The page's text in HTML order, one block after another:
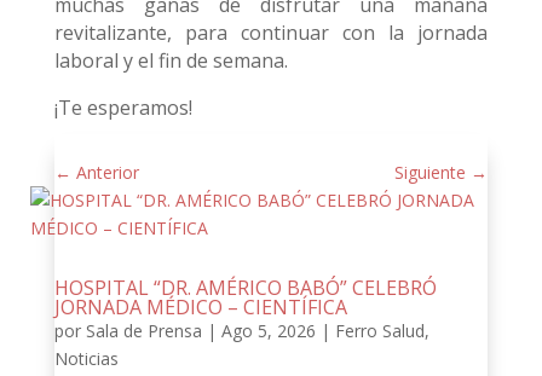
revitalizante, para continuar con la jornada
laboral y el fin de semana.
¡Te esperamos!
← Anterior Siguiente →
HOSPITAL “DR. AMÉRICO BABÓ” CELEBRÓ
JORNADA MÉDICO – CIENTÍFICA
por Sala de Prensa | Ago 5, 2026 | Ferro Salud,
Noticias